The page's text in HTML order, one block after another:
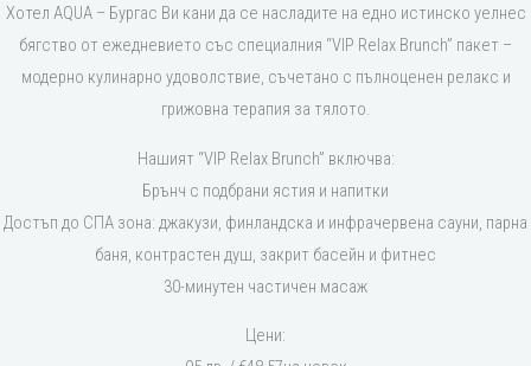
Хотел AQUA – Бургас Ви кани да се насладите на едно истинско уелнес
бягство от ежедневието със специалния “VIP Relax Brunch” пакет –
модерно кулинарно удоволствие, съчетано с пълноценен релакс и
грижовна терапия за тялото.
Нашият “VIP Relax Brunch” включва:
Брънч с подбрани ястия и напитки
Достъп до СПА зона: джакузи, финландска и инфрачервена сауни, парна
баня, контрастен душ, закрит басейн и фитнес
30-минутен частичен масаж
Цени: